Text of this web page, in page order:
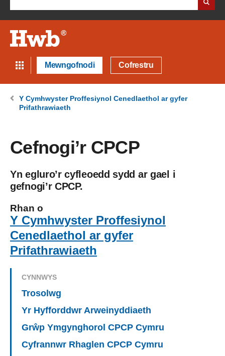
Mewngofnodi Cofrestru
Y Cymhwyster Proffesiynol Cenedlaethol ar gyfer
Prifathrawiaeth
Cefnogi’r CPCP
Yn egluro’r cyfleoedd sydd ar gael i
gefnogi’r CPCP.
Rhan o
Y Cymhwyster Proffesiynol
Cenedlaethol ar gyfer
Prifathrawiaeth
CYNNWYS
Trosolwg
Yr Hyfforddwr Arweinyddiaeth
Grŵp Ymgynghorol CPCP Cymru
Cyfrannwr Rhaglen CPCP Cymru